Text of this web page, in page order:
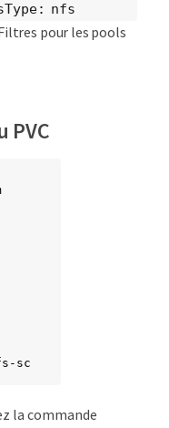
nfs
pour les pools
PVC
sc
la commande